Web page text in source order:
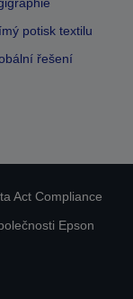
potisk textilu
řešení
Act Compliance
Epson